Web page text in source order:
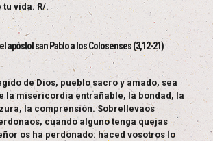
tu vida. R/.
apóstol san Pablo a los Colosenses (3,12-21)
de Dios, pueblo sacro y amado, sea
la misericordia entrañable, la bondad, la
la comprensión. Sobrellevaos
cuando alguno tenga quejas
os ha perdonado: haced vosotros lo